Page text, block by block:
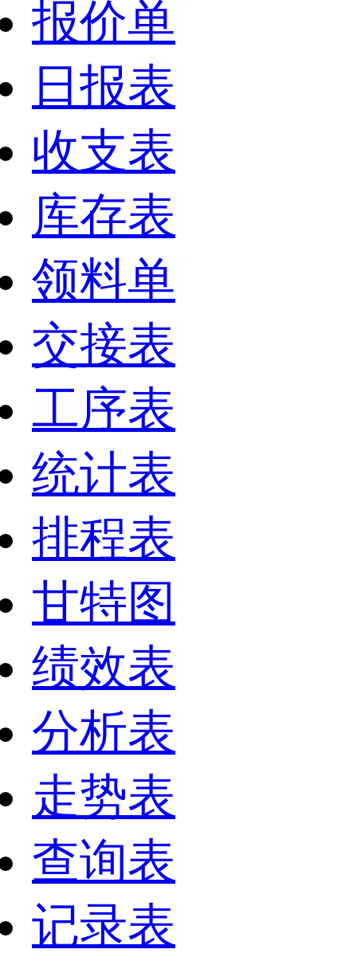
报价单
日报表
收支表
库存表
领料单
交接表
工序表
统计表
排程表
甘特图
绩效表
分析表
走势表
查询表
记录表